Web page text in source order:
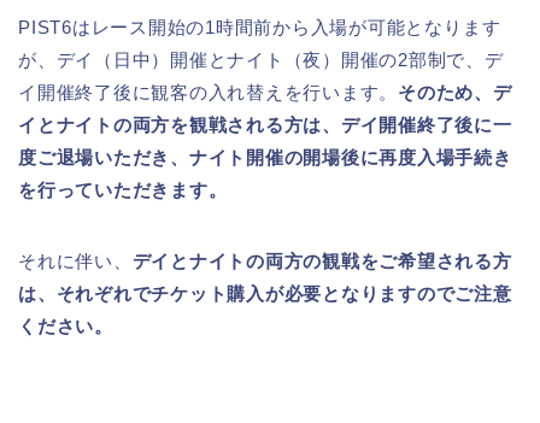
PIST6はレース開始の1時間前から入場が可能となります
が、デイ（日中）開催とナイト（夜）開催の2部制で、デ
イ開催終了後に観客の入れ替えを行います。 そのため、デ
イとナイトの両方を観戦される方は、デイ開催終了後に一
度ご退場いただき、ナイト開催の開場後に再度入場手続き
を行っていただきます。
それに伴い、 デイとナイトの両方の観戦をご希望される方
は、それぞれでチケット購入が必要となりますのでご注意
ください。